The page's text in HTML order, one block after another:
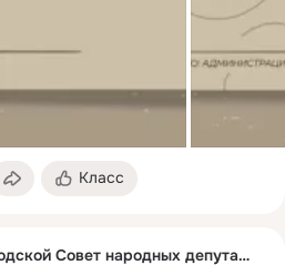
Класс
Новокузнецкий городской Совет народных депутатов